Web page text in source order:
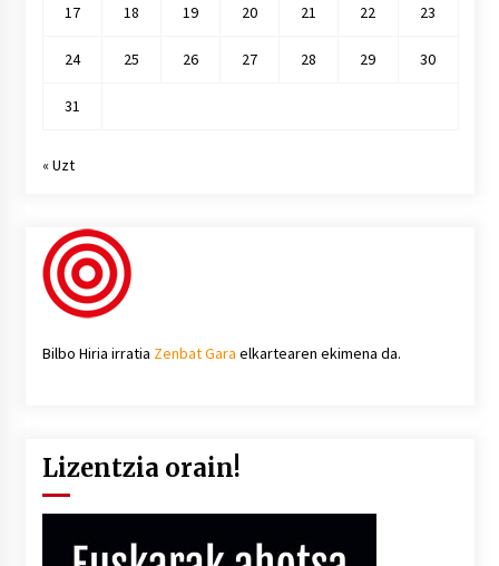
17 18 19 20 21 22 23
24 25 26 27 28 29 30
31
« Uzt
Bilbo Hiria irratia Zenbat Gara elkartearen ekimena da.
Lizentzia orain!